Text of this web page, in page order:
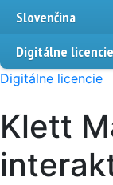
Slovenčina
Digitálne licencie
Digitálne licencie
Klett